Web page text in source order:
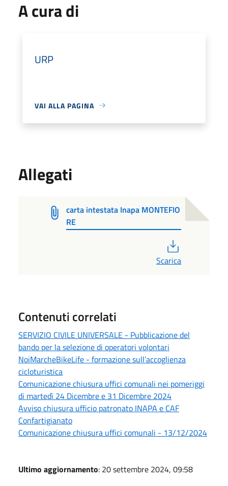
A cura di
URP
VAI ALLA PAGINA
Allegati
carta intestata Inapa MONTEFIO
RE
Scarica
Contenuti correlati
SERVIZIO CIVILE UNIVERSALE - Pubblicazione del
bando per la selezione di operatori volontari
NoiMarcheBikeLife - formazione sull’accoglienza
cicloturistica
Comunicazione chiusura uffici comunali nei pomeriggi
di martedì 24 Dicembre e 31 Dicembre 2024
Avviso chiusura ufficio patronato INAPA e CAF
Confartigianato
Comunicazione chiusura uffici comunali - 13/12/2024
Ultimo aggiornamento: 20 settembre 2024, 09:58